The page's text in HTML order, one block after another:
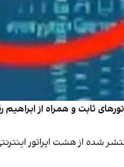
ثابت و همراه از
شده از هشت اپراتور